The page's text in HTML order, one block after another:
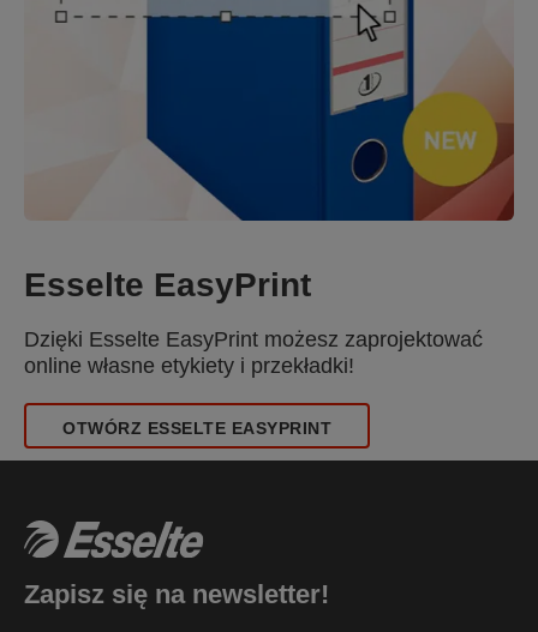
Esselte EasyPrint
Dzięki Esselte EasyPrint możesz zaprojektować
online własne etykiety i przekładki!
OTWÓRZ ESSELTE EASYPRINT
Zapisz się na newsletter!